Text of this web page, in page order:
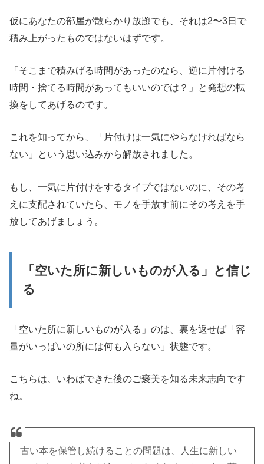
仮にあなたの部屋が散らかり放題でも、それは2〜3日で
積み上がったものではないはずです。
「そこまで積みげる時間があったのなら、逆に片付ける
時間・捨てる時間があってもいいのでは？」と発想の転
換をしてあげるのです。
これを知ってから、「片付けは一気にやらなければなら
ない」という思い込みから解放されました。
もし、一気に片付けをするタイプではないのに、その考
えに支配されていたら、モノを手放す前にその考えを手
放してあげましょう。
「空いた所に新しいものが入る」と信じ
る
「空いた所に新しいものが入る」のは、裏を返せば「容
量がいっぱいの所には何も入らない」状態です。
こちらは、いわばできた後のご褒美を知る未来志向です
ね。
古い本を保管し続けることの問題は、人生に新しい